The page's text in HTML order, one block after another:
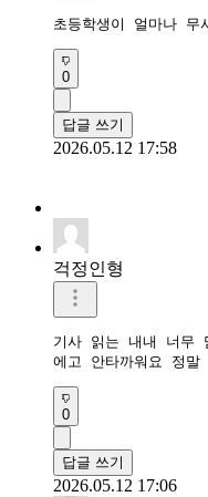
초등학생이 얼마나
0
답글 쓰기
2026.05.12 17:58
걱정인형
기사 읽는 내내 너무
에고 안타까워요 정말
0
답글 쓰기
2026.05.12 17:06